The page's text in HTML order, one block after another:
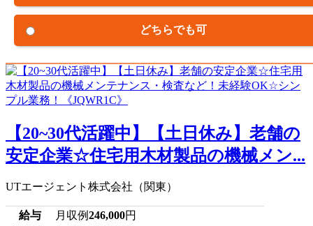
どちらでも可
【20~30代活躍中】【土日休み】老舗の
安定企業☆住宅用木材製品の機械メン...
UTエージェント株式会社（関東）
給与 月収例246,000円